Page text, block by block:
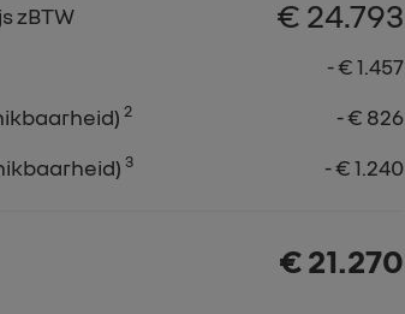
zBTW € 24.793
- € 1.457
2
- € 826
3 - € 1.240
€ 21.270